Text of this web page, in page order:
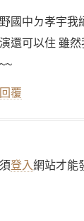
國中ㄉ孝宇我
還可以住 雖
覆
登入網站才能